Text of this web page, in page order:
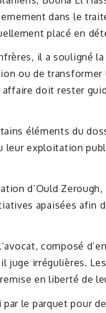
dans le
placé en
il a souligné
ou de
doit rester
éléments du
exploitation
d’Ould Zerough,
apaisées afin
composé
juge irrégulières.
en liberté de
le parquet pour